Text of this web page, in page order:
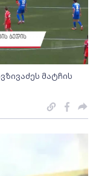
მატჩის